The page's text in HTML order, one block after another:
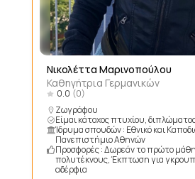
Νικολέττα Μαρινοπούλου
Καθηγήτρια Γερμανικών
0.0 (0)
Ζωγράφου
Είμαι κάτοχος πτυχίου,
Ίδρυμα σπουδών : Εθνικό και
Πανεπιστήμιο Αθηνών
Προσφορές : Δωρεάν το πρώτο
πολυτέκνους, Έκπτωση για
αδέρφια